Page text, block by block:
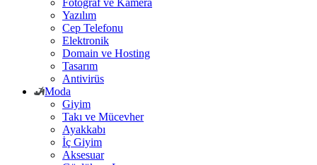
Fotoğraf ve Kamera
Yazılım
Cep Telefonu
Elektronik
Domain ve Hosting
Tasarım
Antivirüs
Moda
Giyim
Takı ve Mücevher
Ayakkabı
İç Giyim
Aksesuar